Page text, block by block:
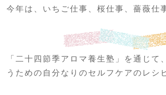
今年は、いちご仕事、桜仕事、薔薇仕
「二十四節季アロマ養生塾」を通じ
うための自分なりのセルフケアのレシ